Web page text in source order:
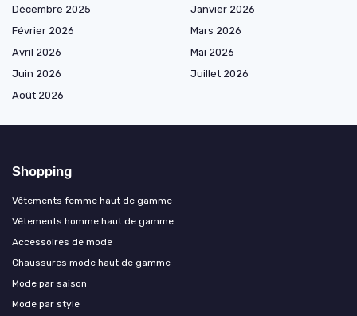
Décembre 2025
Janvier 2026
Février 2026
Mars 2026
Avril 2026
Mai 2026
Juin 2026
Juillet 2026
Août 2026
Shopping
Vêtements femme haut de gamme
Vêtements homme haut de gamme
Accessoires de mode
Chaussures mode haut de gamme
Mode par saison
Mode par style